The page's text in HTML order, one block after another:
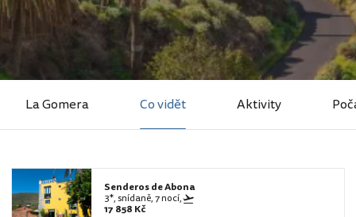
La Gomera Co vidět Aktivity
Senderos de Abona
3*, snídaně, 7 nocí,
17 858 Kč